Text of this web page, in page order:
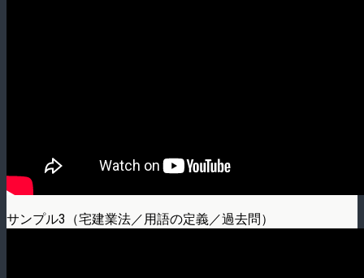
サンプル3（宅建業法／用語の定義／過去問）